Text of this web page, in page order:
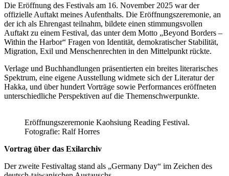
Die Eröffnung des Festivals am 16. November 2025 war der
offizielle Auftakt meines Aufenthalts. Die Eröffnungszeremonie, an
der ich als Ehrengast teilnahm, bildete einen stimmungsvollen
Auftakt zu einem Festival, das unter dem Motto „Beyond Borders –
Within the Harbor“ Fragen von Identität, demokratischer Stabilität,
Migration, Exil und Menschenrechten in den Mittelpunkt rückte.
Verlage und Buchhandlungen präsentierten ein breites literarisches
Spektrum, eine eigene Ausstellung widmete sich der Literatur der
Hakka, und über hundert Vorträge sowie Performances eröffneten
unterschiedliche Perspektiven auf die Themenschwerpunkte.
Eröffnungszeremonie Kaohsiung Reading Festival.
Fotografie: Ralf Horres
Vortrag über das Exilarchiv
Der zweite Festivaltag stand als „Germany Day“ im Zeichen des